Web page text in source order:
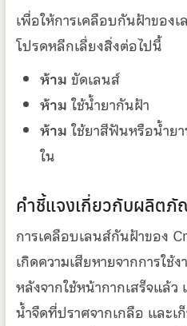
เพื่อให้การเคลือบกันฝ้าของ
โปรดหลีกเลี่ยงสิ่งต่อไปนี้
ห้าม ขัดเลนส์
ห้าม ใช้น้ำยากันฝ้า
ห้าม ใช้ยาสีฟันหรือน้ำย
ใน
คำชี้แจงเกี่ยวกับผลิต
การเคลือบเลนส์กันฝ้าของ
เกิดความเสียหายจากการใช้
หลังจากใช้หน้ากากเสร็จแล้
น้ำจืดที่ปราศจากเกลือ และเ